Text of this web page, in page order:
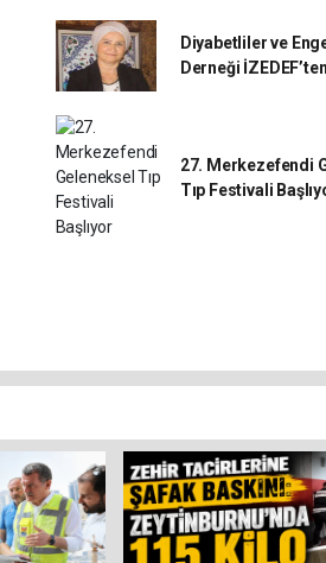
Diyabetliler ve
Derneği
27. Merkezefendi
Tıp Festivali